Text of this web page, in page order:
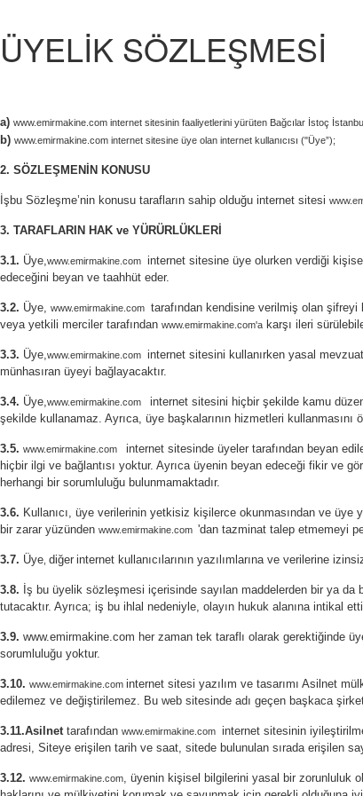
ÜYELİK SÖZLEŞMESİ
a) www.emirmakine.com internet sitesinin faaliyetlerini yürüten Bağcılar İstoç
b) www.emirmakine.com internet sitesine üye olan internet kullanıcısı ("Üye”);
2. SÖZLEŞMENİN KONUSU
İşbu Sözleşme’nin konusu tarafların sahip olduğu internet sitesi
3. TARAFLARIN HAK ve YÜRÜRLÜKLERİ
3.1. Üye,www.emirmakine.com internet sitesine üye olurken verdiği
edeceğini beyan ve taahhüt eder.
3.2. Üye, www.emirmakine.com tarafından kendisine verilmiş olan
veya yetkili merciler tarafından www.emirmakine.com'a karşı ileri
3.3. Üye,www.emirmakine.com internet sitesini kullanırken yasal
münhasıran üyeyi bağlayacaktır.
3.4. Üye,www.emirmakine.com
internet sitesini hiçbir şekilde kamu
şekilde kullanamaz. Ayrıca, üye başkalarının hizmetleri
3.5. www.emirmakine.com internet sitesinde üyeler tarafından beyan
hiçbir ilgi ve bağlantısı yoktur. Ayrıca üyenin beyan edeceği fikir ve
herhangi bir sorumluluğu bulunmamaktadır.
3.6. Kullanıcı, üye verilerinin yetkisiz kişilerce okunmasından ve üye
bir zarar yüzünden www.emirmakine.com 'dan tazminat talep etmemeyi
3.7. Üye diğer internet kullanıcılarının yazılımlarına ve verilerine
3.8. İş bu üyelik sözleşmesi içerisinde sayılan maddelerden bir ya
tutacaktır. Ayrıca; iş bu ihlal nedeniyle, olayın hukuk alanına intikal
3.9. www.emirmakine.com her zaman tek taraflı olarak gerektiğinde
sorumluluğu yoktur.
3.10. www.emirmakine.com internet sitesi yazılım ve tasarımı Asilnet
edilemez ve değiştirilemez. Bu web sitesinde adı geçen başkaca
3.11.Asilnettarafından www.emirmakine.com internet sitesinin
adresi, Siteye erişilen tarih ve saat, sitede bulunulan sırada erişilen
3.12. www.emirmakine.com, üyenin kişisel bilgilerini yasal bir zorunluluk